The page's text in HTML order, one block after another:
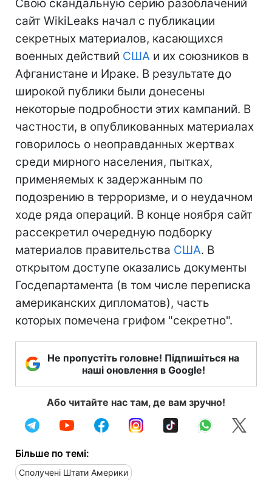
Свою скандальную серию разоблачений
сайт WikiLeaks начал с публикации
секретных материалов, касающихся
военных действий США и их союзников в
Афганистане и Ираке. В результате до
широкой публики были донесены
некоторые подробности этих кампаний. В
частности, в опубликованных материалах
говорилось о неоправданных жертвах
среди мирного населения, пытках,
применяемых к задержанным по
подозрению в терроризме, и о неудачном
ходе ряда операций. В конце ноября сайт
рассекретил очередную подборку
материалов правительства США. В
открытом доступе оказались документы
Госдепартамента (в том числе переписка
американских дипломатов), часть
которых помечена грифом "секретно".
Не пропустіть головне! Підпишіться на
наші оновлення в Google!
Або читайте нас там, де вам зручно!
Більше по темі:
Сполучені Штати Америки